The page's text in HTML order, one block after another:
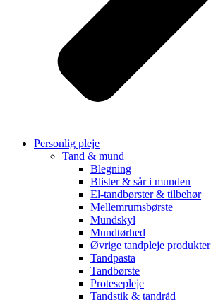
Personlig pleje
Tand & mund
Blegning
Blister & sår i munden
El-tandbørster & tilbehør
Mellemrumsbørste
Mundskyl
Mundtørhed
Øvrige tandpleje produkter
Tandpasta
Tandbørste
Protesepleje
Tandstik & tandråd